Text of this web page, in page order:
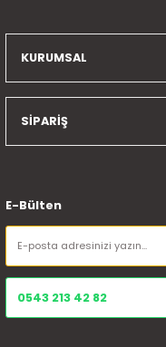
KURUMSAL
SİPARİŞ
E-Bülten
0543 213 42 82